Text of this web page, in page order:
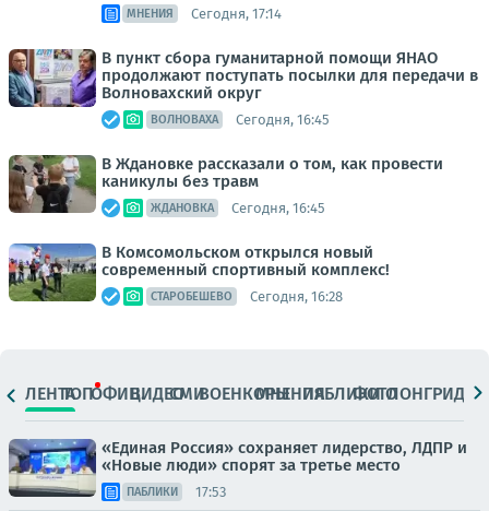
МНЕНИЯ Сегодня, 17:14
В пункт сбора гуманитарной помощи ЯНАО
продолжают поступать посылки для передачи в
Волновахский округ
ВОЛНОВАХА Сегодня, 16:45
В Ждановке рассказали о том, как провести
каникулы без травм
ЖДАНОВКА Сегодня, 16:45
В Комсомольском открылся новый
современный спортивный комплекс!
СТАРОБЕШЕВО Сегодня, 16:28
ЛЕНТАТОПОФИЦ.ВИДЕОСМИВОЕНКОРЫМНЕНИЯПАБЛИКИ
ФОТОЛОНГРИДЫ
«Единая Россия» сохраняет лидерство, ЛДПР и
«Новые люди» спорят за третье место
ПАБЛИКИ 17:53